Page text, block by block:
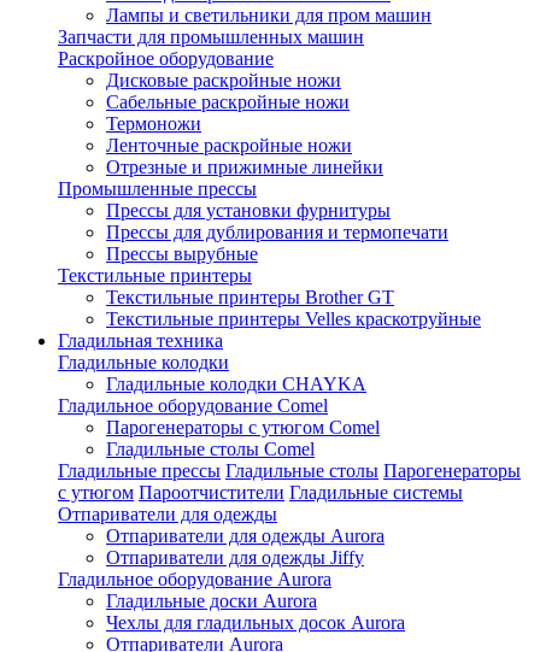
Лампы и светильники для пром машин
Запчасти для промышленных машин
Раскройное оборудование
Дисковые раскройные ножи
Сабельные раскройные ножи
Термоножи
Ленточные раскройные ножи
Отрезные и прижимные линейки
Промышленные прессы
Прессы для установки фурнитуры
Прессы для дублирования и термопечати
Прессы вырубные
Текстильные принтеры
Текстильные принтеры Brother GT
Текстильные принтеры Velles краскотруйные
Гладильная техника
Гладильные колодки
Гладильные колодки CHAYKA
Гладильное оборудование Comel
Парогенераторы с утюгом Comel
Гладильные столы Comel
Гладильные прессы Гладильные столы Парогенераторы
с утюгом Пароотчистители Гладильные системы
Отпариватели для одежды
Отпариватели для одежды Aurora
Отпариватели для одежды Jiffy
Гладильное оборудование Aurora
Гладильные доски Aurora
Чехлы для гладильных досок Aurora
Отпариватели Aurora